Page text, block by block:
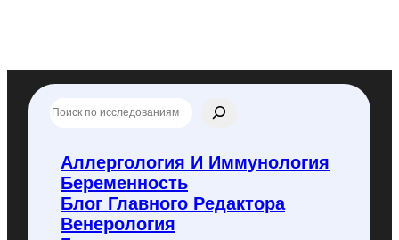
П
о
Аллергология И Иммунология
Беременность
Блог Главного Редактора
Венерология